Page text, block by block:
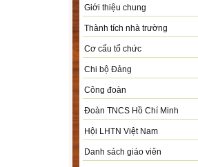
Giới thiệu chung
Thành tích nhà trường
Cơ cấu tổ chức
Chi bộ Đảng
Công đoàn
Đoàn TNCS Hồ Chí Minh
Hội LHTN Việt Nam
Danh sách giáo viên